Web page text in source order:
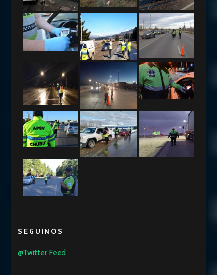
SEGUINOS
@Twitter Feed